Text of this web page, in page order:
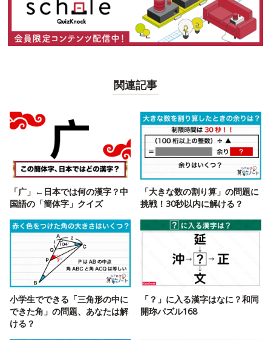
関連記事
「广」←日本では何の漢字？中
国語の「簡体字」クイズ
「大きな数の割り算」の問題に
挑戦！30秒以内に解ける？
小学生でできる「三角形の中に
できた角」の問題、あなたは解
ける？
「？」に入る漢字はなに？和同
開珎パズル168